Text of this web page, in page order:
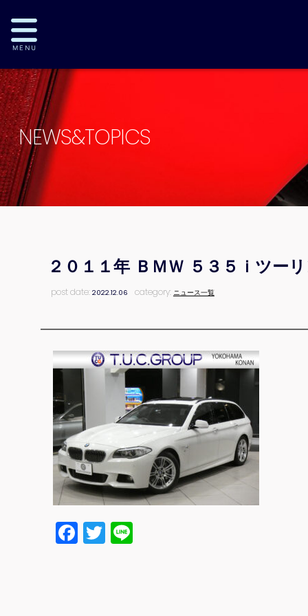
NEWS&TOPICS
２０１１年 ＢＭＷ ５３５ｉツ
post date:2022.12.06 category: ニュース一覧
Facebook
Twitter